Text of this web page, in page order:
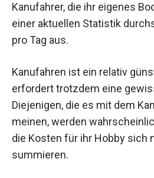
Kanufahrer, die ihr eigenes
einer aktuellen Statistik
pro Tag aus.
Kanufahren ist ein relativ
erfordert trotzdem eine
Diejenigen, die es mit dem
meinen, werden
die Kosten für ihr Hobby sich
summieren.